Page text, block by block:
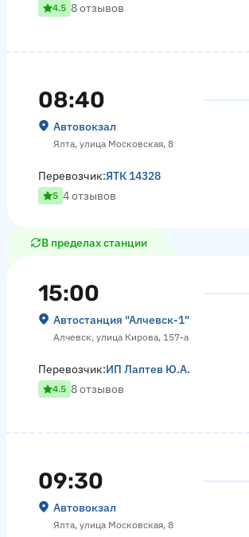
4.5 8 отзывов
08:40
Автовокзал
Ялта, улица Московская, 8
Перевозчик:ЯТК 14328
5 4 отзывов
В пределах станции
15:00
Автостанция "Алчевск-1"
Алчевск, улица Кирова, 157-а
Перевозчик:ИП Лаптев Ю.А.
4.5 8 отзывов
09:30
Автовокзал
Ялта, улица Московская, 8